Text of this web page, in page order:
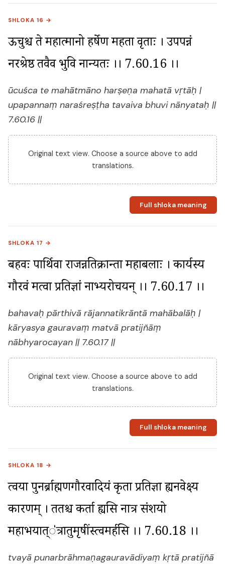
SHLOKA 16 →
ऊचुश्च ते महात्मानो हर्षेण महता वृताः । उपपन्नं
नरश्रेष्ठ तवैव भुवि नान्यतः ।। 7.60.16 ।।
ūcuśca te mahātmāno harṣeṇa mahatā vṛtāḥ |
upapannaṃ naraśreṣṭha tavaiva bhuvi nānyataḥ ||
7.60.16 ||
Original text view. Choose a source above to add
translations.
Full shloka meaning
SHLOKA 17 →
बहवः पार्थिवा राजन्नतिक्रान्ता महाबलाः । कार्यस्य
गौरवं मत्वा प्रतिज्ञां नाभ्यरोचयन् ।। 7.60.17 ।।
bahavaḥ pārthivā rājannatikrāntā mahābalāḥ |
kāryasya gauravaṃ matvā pratijñāṃ
nābhyarocayan || 7.60.17 ||
Original text view. Choose a source above to add
translations.
Full shloka meaning
SHLOKA 18 →
त्वया पुनर्ब्राह्मणगौरवादियं कृता प्रतिज्ञा ह्यनवेक्ष्य
कारणम् । ततश्च कर्ता ह्यसि नात्र संशयो
महाभयात्ऺत्रातुमृषींस्त्वमर्हसि ।। 7.60.18 ।।
tvayā punarbrāhmaṇagauravādiyaṃ kṛtā pratijñā